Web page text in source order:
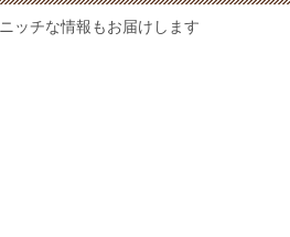
ニッチな情報もお届けします